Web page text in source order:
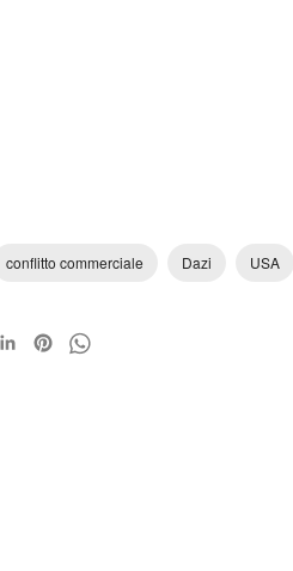
conflitto commerciale Dazi USA